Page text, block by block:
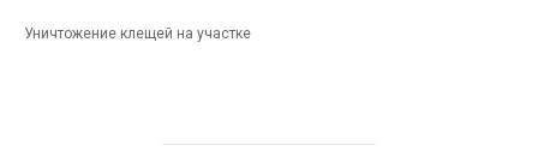
Уничтожение клещей на участке